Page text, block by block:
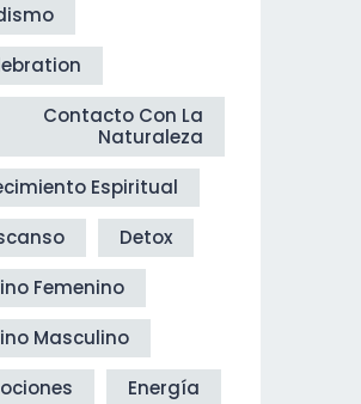
Contacto Con La
Naturaleza
Espiritual
Detox
Femenino
Masculino
Energía